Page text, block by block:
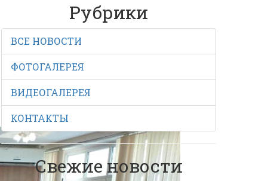
Рубрики
ВСЕ НОВОСТИ
ФОТОГАЛЕРЕЯ
ВИДЕОГАЛЕРЕЯ
КОНТАКТЫ
Свежие новости